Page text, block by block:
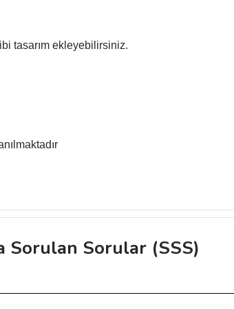
tasarım ekleyebilirsiniz.
gördüğünüz noktaları öneri formunu kullanarak
Sorulan Sorular (SSS)